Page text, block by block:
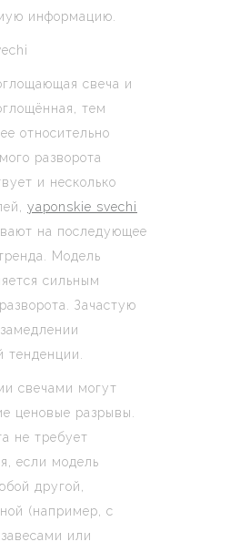
информацию.
свеча и
тем
относительно
разворота
и несколько
yaponskie svechi
на последующее
Модель
сильным
Зачастую
свечами могут
ценовые разрывы.
не требует
если модель
другой,
(например, с
или